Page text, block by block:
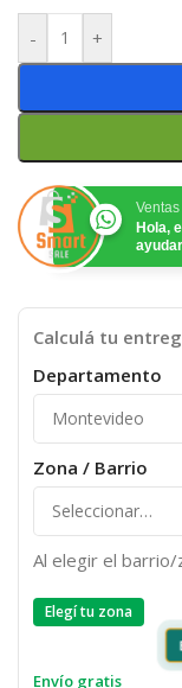
- +
Ventas
Hola,
Calculá tu
Departamento
Zona / Barrio
Al elegir el barrio/
Elegí tu zona
Envío gratis